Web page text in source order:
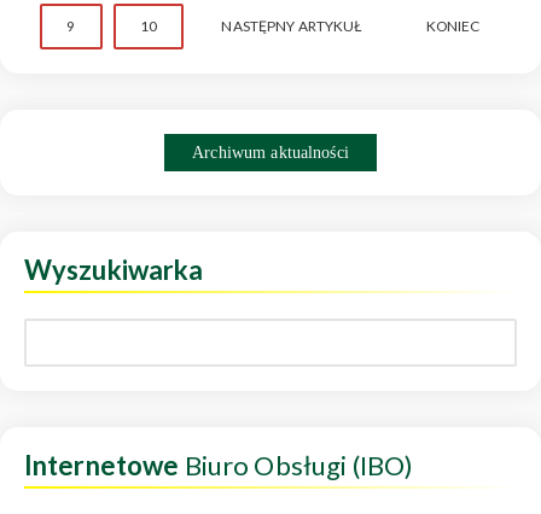
9 10 NASTĘPNY ARTYKUŁ KONIEC
Archiwum aktualności
Wyszukiwarka
Internetowe Biuro Obsługi (IBO)